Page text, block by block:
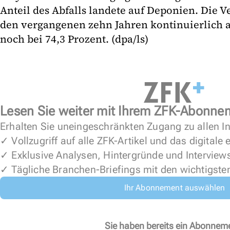
Anteil des Abfalls landete auf Deponien. Die
den vergangenen zehn Jahren kontinuierlich
noch bei 74,3 Prozent. (dpa/ls)
Lesen Sie weiter mit Ihrem ZFK-
Erhalten Sie uneingeschränkten Zugang zu allen
✓ Vollzugriff auf alle ZFK-Artikel und das digitale
✓ Exklusive Analysen, Hintergründe und
✓ Tägliche Branchen-Briefings mit den
Ihr Abonnement auswählen
Sie haben bereits ein